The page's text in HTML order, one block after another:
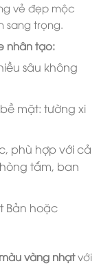
vẻ đẹp mộc
sang trọng.
nhân tạo:
sâu không
mặt: tường xi
phù hợp với cả
tắm, ban
Bản hoặc
vàng nhạtvới